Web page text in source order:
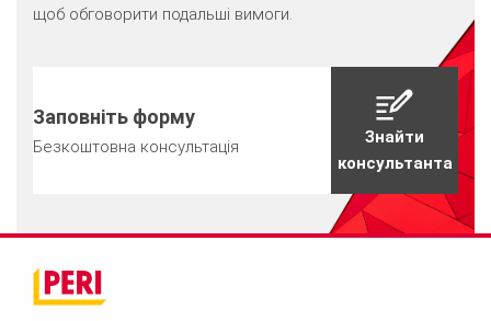
щоб обговорити подальші вимоги.
Заповніть форму
Безкоштовна консультація
Знайти
консультанта